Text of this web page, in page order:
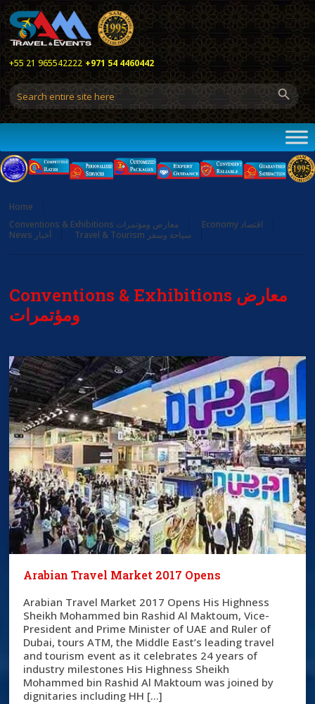
+55 21 965542222 +971 54 4460442
Home
Conventions & Exhibitions معارض ومؤتمرات
Economy اقتصاد
News أخبار
Travel & Tourism سياحة وسفر
Conventions & Exhibitions معارض
ومؤتمرات
Arabian Travel Market 2017 Opens
Arabian Travel Market 2017 Opens His Highness
Sheikh Mohammed bin Rashid Al Maktoum, Vice-
President and Prime Minister of UAE and Ruler of
Dubai, tours ATM, the Middle East’s leading travel
and tourism event as it celebrates 24 years of
industry milestones His Highness Sheikh
Mohammed bin Rashid Al Maktoum was joined by
dignitaries including HH […]